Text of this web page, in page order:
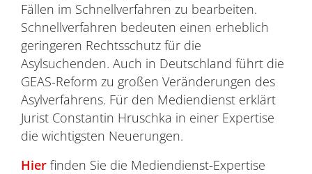
Fällen im Schnellverfahren zu bearbeiten.
Schnellverfahren bedeuten einen erheblich
geringeren Rechtsschutz für die
Asylsuchenden. Auch in Deutschland führt die
GEAS-Reform zu großen Veränderungen des
Asylverfahrens. Für den Mediendienst erklärt
Jurist Constantin Hruschka in einer Expertise
die wichtigsten Neuerungen.
Hier finden Sie die Mediendienst-Expertise